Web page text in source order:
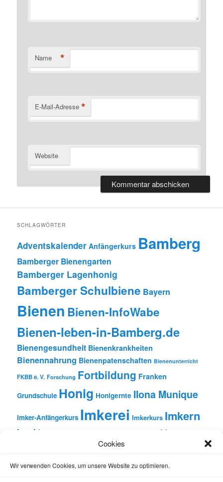
Cookies
Wir verwenden Cookies, um unsere Website zu optimieren.
Name *
E-Mail-Adresse *
Website
SCHLAGWÖRTER
Adventskalender Anfängerkurs Bamberg
Bamberger Bienengarten
Bamberger Lagenhonig
Bamberger Schulbiene Bayern
Bienen Bienen-InfoWabe
Bienen-leben-in-Bamberg.de
Bienengesundheit Bienenkrankheiten
Bienennahrung Bienenpatenschaften Bienenunterricht
FKBB e. V. Forschung Fortbildung Franken
Grundschule Honig Honigernte Ilona Munique
Imker-Anfängerkurs Imkerei Imkerkurs Imkern
Insekten Literatur
Natur Oberfranken
Schulunterricht Unterricht